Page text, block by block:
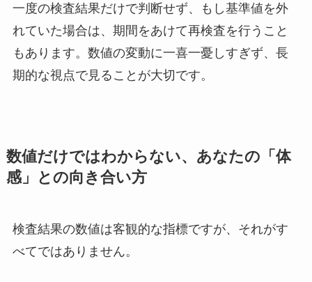
一度の検査結果だけで判断せず、もし基準値を外
れていた場合は、期間をあけて再検査を行うこと
もあります。数値の変動に一喜一憂しすぎず、長
期的な視点で見ることが大切です。
数値だけではわからない、あなたの「体
感」との向き合い方
検査結果の数値は客観的な指標ですが、それがす
べてではありません。